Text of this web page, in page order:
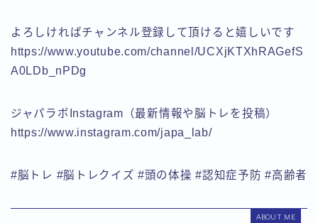
よろしければチャンネル登録して頂けると嬉しいです
https://www.youtube.com/channel/UCXjKTXhRAGefS
A0LDb_nPDg
ジャパラボInstagram（最新情報や脳トレを投稿）
https://www.instagram.com/japa_lab/
#脳トレ #脳トレクイズ #頭の体操 #認知症予防 #高齢者
ABOUT ME